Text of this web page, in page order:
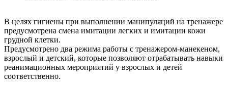
В целях гигиены при выполнении манипуляций на тренажере
предусмотрена смена имитации легких и имитации кожи
грудной клетки.
Предусмотрено два режима работы с тренажером-манекеном,
взрослый и детский, которые позволяют отрабатывать навыки
реанимационных мероприятий у взрослых и детей
соответственно.